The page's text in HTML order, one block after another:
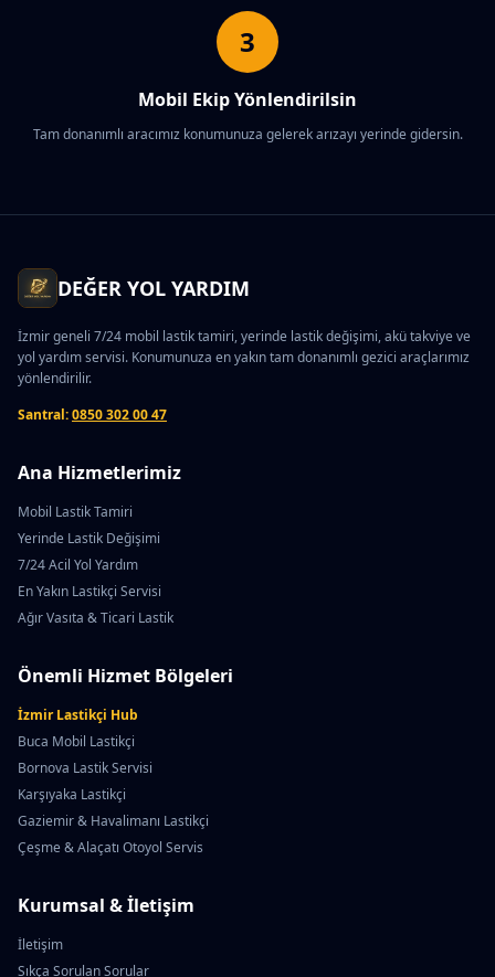
3
Mobil Ekip Yönlendirilsin
Tam donanımlı aracımız konumunuza gelerek arızayı yerinde gidersin.
DEĞER YOL YARDIM
İzmir geneli 7/24 mobil lastik tamiri, yerinde lastik değişimi, akü takviye ve
yol yardım servisi. Konumunuza en yakın tam donanımlı gezici araçlarımız
yönlendirilir.
Santral:0850 302 00 47
Ana Hizmetlerimiz
Mobil Lastik Tamiri
Yerinde Lastik Değişimi
7/24 Acil Yol Yardım
En Yakın Lastikçi Servisi
Ağır Vasıta & Ticari Lastik
Önemli Hizmet Bölgeleri
İzmir Lastikçi Hub
Buca Mobil Lastikçi
Bornova Lastik Servisi
Karşıyaka Lastikçi
Gaziemir & Havalimanı Lastikçi
Çeşme & Alaçatı Otoyol Servis
Kurumsal & İletişim
İletişim
Sıkça Sorulan Sorular